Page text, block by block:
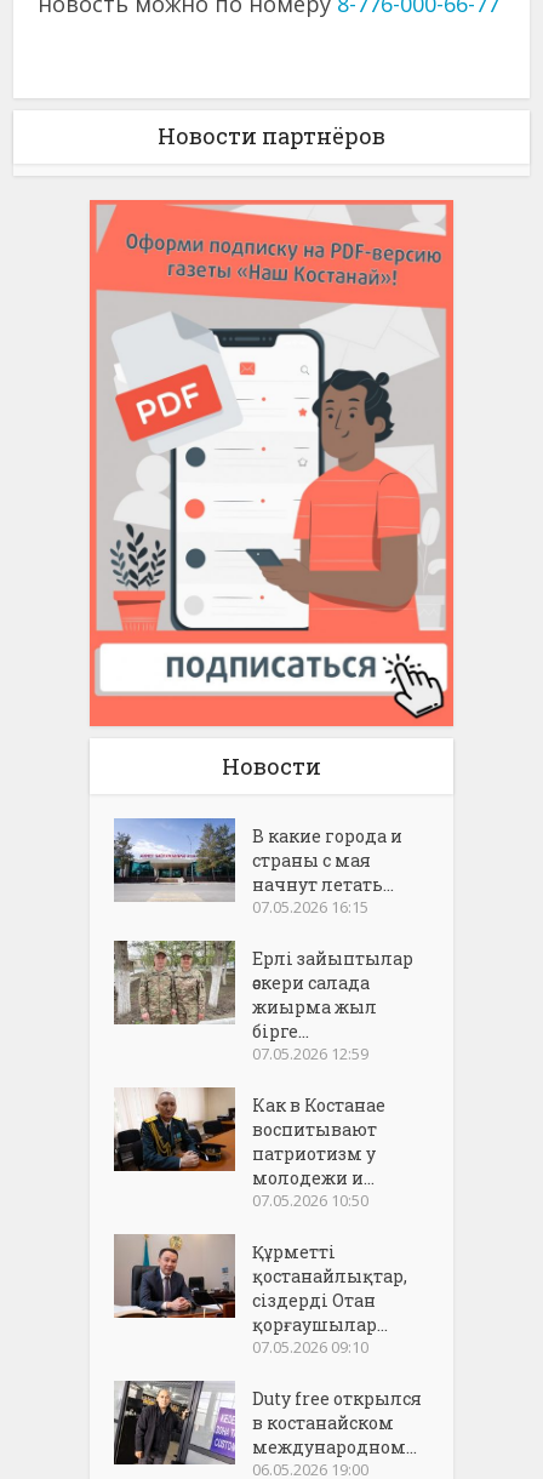
Новости партнёров
Новости
В какие города и
страны с мая
начнут летать...
07.05.2026 16:15
Ерлі зайыптылар
әскери салада
жиырма жыл
бірге...
07.05.2026 12:59
Как в Костанае
воспитывают
патриотизм у
молодежи и...
07.05.2026 10:50
Құрметті
қостанайлықтар,
сіздерді Отан
қорғаушылар...
07.05.2026 09:10
Duty free открылся
в костанайском
международном...
06.05.2026 19:00